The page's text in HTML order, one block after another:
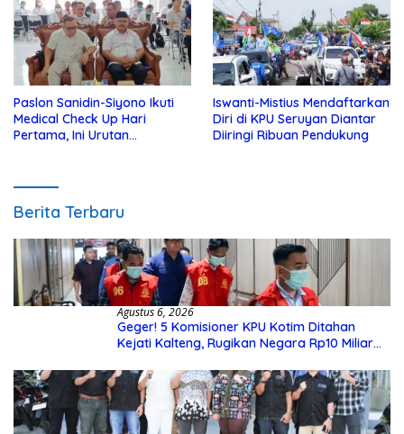
Paslon Sanidin-Siyono Ikuti
Medical Check Up Hari
Pertama, Ini Urutan
Iswanti-Mistius Mendaftarkan
Diri di KPU Seruyan Diantar
Diiringi Ribuan Pendukung
Berita Terbaru
Agustus 6, 2026
Geger! 5 Komisioner KPU Kotim Ditahan
Kejati Kalteng, Rugikan Negara Rp10 Miliar